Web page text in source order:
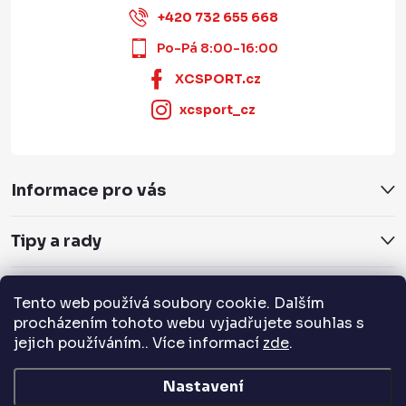
Tento web používá soubory cookie. Dalším
procházením tohoto webu vyjadřujete souhlas s
jejich používáním.. Více informací zde.
Nastavení
+420 732 655 668
Po-Pá 8:00-16:00
XCSPORT.cz
xcsport_cz
Informace pro vás
Tipy a rady
Servis a služby
Přijímáme online platby